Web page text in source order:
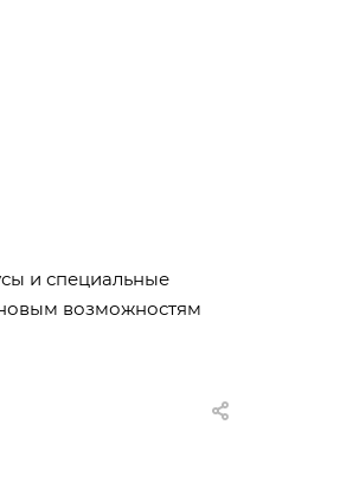
и специальные
возможностям